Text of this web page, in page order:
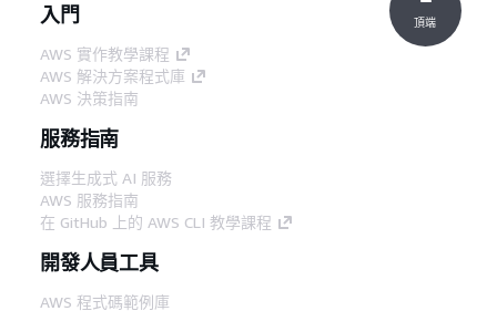
入門
AWS 實作教學課程
AWS 解決方案程式庫
AWS 決策指南
服務指南
選擇生成式 AI 服務
AWS 服務指南
在 GitHub 上的 AWS CLI 教學課程
開發人員工具
AWS 程式碼範例庫
頂端